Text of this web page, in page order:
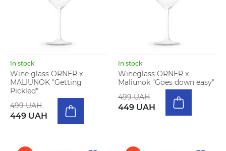
In stock
Wine glass ORNER x
MALIUNOK "Getting
Pickled"
499 UAH
449 UAH
In stock
Wineglass ORNER x
Maliunok "Goes down easy"
499 UAH
449 UAH